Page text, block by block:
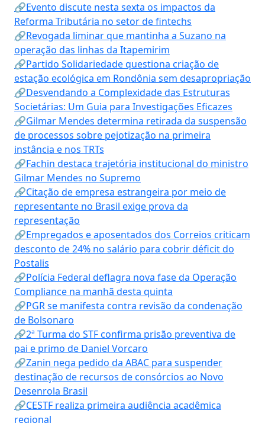
🔗Evento discute nesta sexta os impactos da
Reforma Tributária no setor de fintechs
🔗Revogada liminar que mantinha a Suzano na
operação das linhas da Itapemirim
🔗Partido Solidariedade questiona criação de
estação ecológica em Rondônia sem desapropriação
🔗Desvendando a Complexidade das Estruturas
Societárias: Um Guia para Investigações Eficazes
🔗Gilmar Mendes determina retirada da suspensão
de processos sobre pejotização na primeira
instância e nos TRTs
🔗Fachin destaca trajetória institucional do ministro
Gilmar Mendes no Supremo
🔗Citação de empresa estrangeira por meio de
representante no Brasil exige prova da
representação
🔗Empregados e aposentados dos Correios criticam
desconto de 24% no salário para cobrir déficit do
Postalis
🔗Polícia Federal deflagra nova fase da Operação
Compliance na manhã desta quinta
🔗PGR se manifesta contra revisão da condenação
de Bolsonaro
🔗2ª Turma do STF confirma prisão preventiva de
pai e primo de Daniel Vorcaro
🔗Zanin nega pedido da ABAC para suspender
destinação de recursos de consórcios ao Novo
Desenrola Brasil
🔗CESTF realiza primeira audiência acadêmica
regional